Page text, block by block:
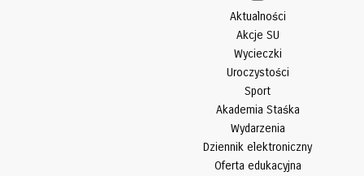
Aktualności
Akcje SU
Wycieczki
Uroczystości
Sport
Akademia Staśka
Wydarzenia
Dziennik elektroniczny
Oferta edukacyjna